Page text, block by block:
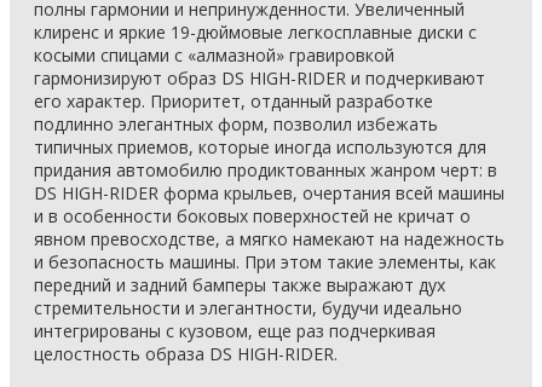
полны гармонии и непринужденности. Увеличенный
клиренс и яркие 19-дюймовые легкосплавные диски с
косыми спицами с «алмазной» гравировкой
гармонизируют образ DS HIGH-RIDER и подчеркивают
его характер. Приоритет, отданный разработке
подлинно элегантных форм, позволил избежать
типичных приемов, которые иногда используются для
придания автомобилю продиктованных жанром черт: в
DS HIGH-RIDER форма крыльев, очертания всей машины
и в особенности боковых поверхностей не кричат о
явном превосходстве, а мягко намекают на надежность
и безопасность машины. При этом такие элементы, как
передний и задний бамперы также выражают дух
стремительности и элегантности, будучи идеально
интегрированы с кузовом, еще раз подчеркивая
целостность образа DS HIGH-RIDER.